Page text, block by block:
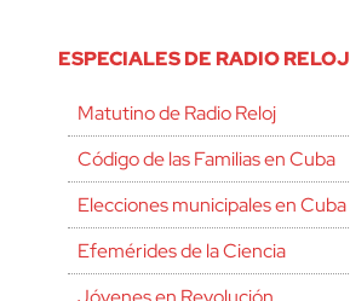
ESPECIALES DE RADIO RELOJ
Matutino de Radio Reloj
Código de las Familias en Cuba
Elecciones municipales en Cuba
Efemérides de la Ciencia